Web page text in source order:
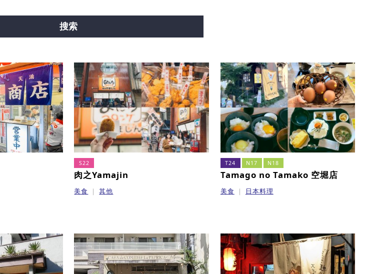
搜索
S22
肉之Yamajin
美食 其他
T24 N17 N18
Tamago no Tamako 空堀店
美食 日本料理